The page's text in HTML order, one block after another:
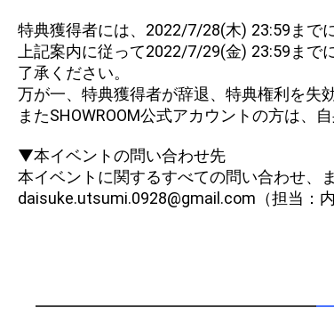
特典獲得者には、2022/7/28(木) 23:59まで
上記案内に従って2022/7/29(金) 23:59ま
了承ください。
万が一、特典獲得者が辞退、特典権利を失
またSHOWROOM公式アカウントの方は、
▼本イベントの問い合わせ先
本イベントに関するすべての問い合わせ、
daisuke.utsumi.0928@gmail.com（担当：